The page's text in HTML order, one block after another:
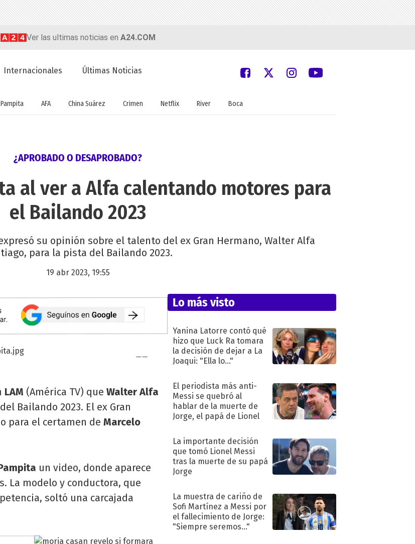
Ver las ultimas noticias en A24.COM
Internacionales Últimas Noticias
Pampita AFA China Suárez Crimen Netflix River Boca
¿APROBADO O DESAPROBADO?
al ver a Alfa calentando motores para
el Bailando 2023
su opinión sobre el talento del ex Gran Hermano, Walter Alfa
para la pista del Bailando 2023.
19 abr 2023, 19:55
LAM (América TV) que Walter Alfa
Bailando 2023. El ex Gran
para el certamen de Marcelo
un video, donde aparece
La modelo y conductora, que
soltó una carcajada
Lo más visto
Yanina Latorre contó qué
hizo que Luck Ra tomara
la decisión de dejar a La
Joaqui: "Ella lo..."
El periodista más anti-
Messi se quebró al
hablar de la muerte de
Jorge, el papá de Lionel
La importante decisión
que tomó Lionel Messi
tras la muerte de su papá
Jorge
La muestra de cariño de
Sofi Martínez a Messi por
el fallecimiento de Jorge:
"Siempre seremos..."